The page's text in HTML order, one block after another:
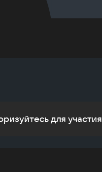
для участия